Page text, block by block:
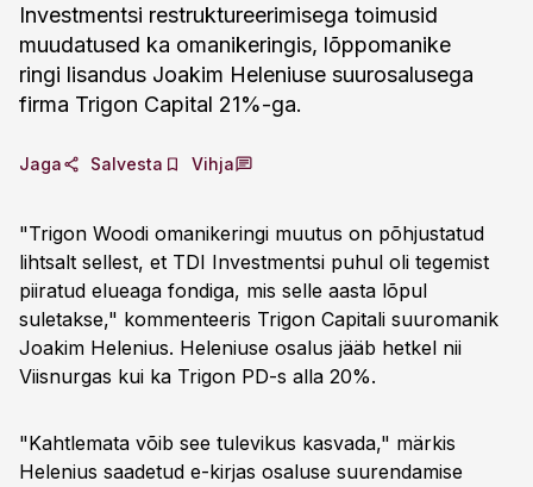
Investmentsi restruktureerimisega toimusid
muudatused ka omanikeringis, lõppomanike
ringi lisandus Joakim Heleniuse suurosalusega
firma Trigon Capital 21%-ga.
Jaga Salvesta Vihja
"Trigon Woodi omanikeringi muutus on põhjustatud
lihtsalt sellest, et TDI Investmentsi puhul oli tegemist
piiratud elueaga fondiga, mis selle aasta lõpul
suletakse," kommenteeris Trigon Capitali suuromanik
Joakim Helenius. Heleniuse osalus jääb hetkel nii
Viisnurgas kui ka Trigon PD-s alla 20%.
"Kahtlemata võib see tulevikus kasvada," märkis
Helenius saadetud e-kirjas osaluse suurendamise